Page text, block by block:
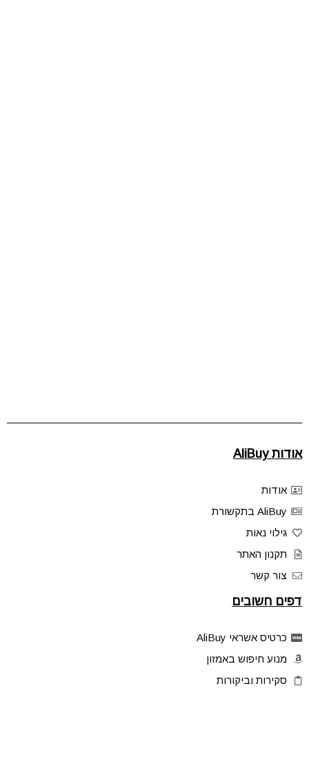
אודות AliBuy
אודות
AliBuy בתקשורת
גילוי נאות
תקנון האתר
צור קשר
דפים חשובים
כרטיס אשראי AliBuy
מנוע חיפוש באמזון
סקירות וביקורות